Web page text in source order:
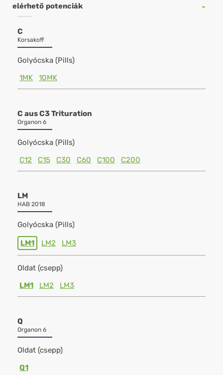
elérhető potenciák
C
Korsakoff
Golyócska (Pills)
1MK
10MK
C aus C3 Trituration
Organon 6
Golyócska (Pills)
C12
C15 C30 C60 C100 C200
LM
HAB 2018
Golyócska (Pills)
LM1 LM2 LM3
Oldat (csepp)
LM1
LM2 LM3
Q
Organon 6
Oldat (csepp)
Q1